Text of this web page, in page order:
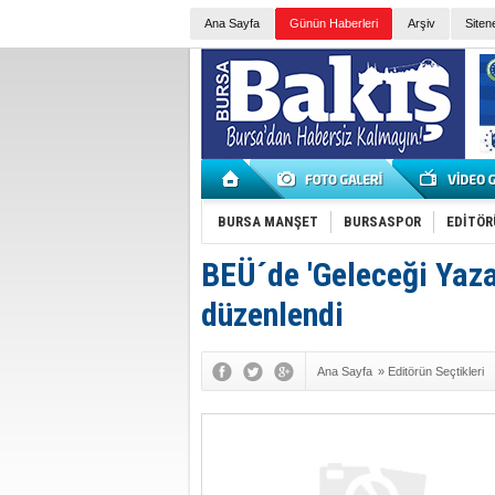
Ana Sayfa Günün Haberleri Arşiv
BURSA MANŞET BURSASPOR
BEÜ´de 'Geleceği
düzenlendi
Ana Sayfa » Editörün Seçtikleri